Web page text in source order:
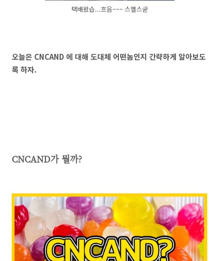
택배왔습...흐음~~~ 스멜스굳
오늘은 CNCAND 에 대해 도대체 어떤놈인지 간략하게 알아보도
록 하자.
CNCAND가 뭘까?